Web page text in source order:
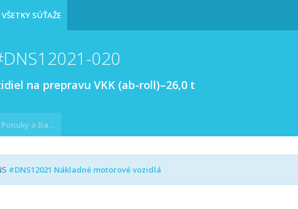
VŠETKY SÚŤAŽE
020
na prepravu VKK (ab-roll)–26,0 t
Ponuky a žiadosti
#DNS12021 Nákladné motorové vozidlá